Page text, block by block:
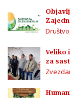
Društvo
Veliko
za